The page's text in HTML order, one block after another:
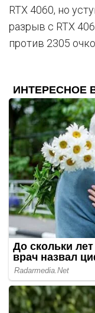
RTX 4060, но
разрыв с RTX
против 2305